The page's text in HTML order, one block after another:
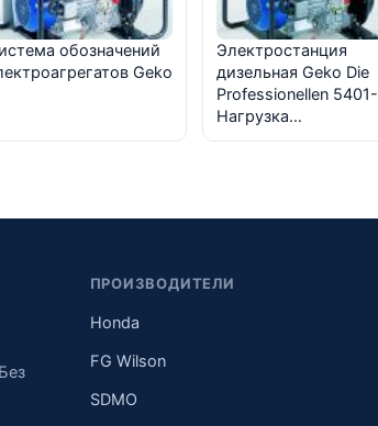
обозначений
Geko
Электростанция
дизельная Geko Die
Professionellen 5401-
Нагрузка…
ПРОИЗВОДИТЕЛИ
Honda
FG Wilson
SDMO